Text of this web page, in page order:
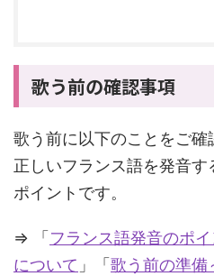
歌う前の確認事項
歌う前に以下のことをご
正しいフランス語を発音
ポイントです。
⇒ 「 フランス語発音のポイ
について 」「 歌う前の準備